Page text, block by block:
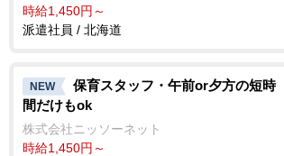
時給1,450円～
派遣社員 / 北海道
NEW
保育スタッフ・午前or夕方の短時
間だけもok
株式会社ニッソーネット
時給1,450円～